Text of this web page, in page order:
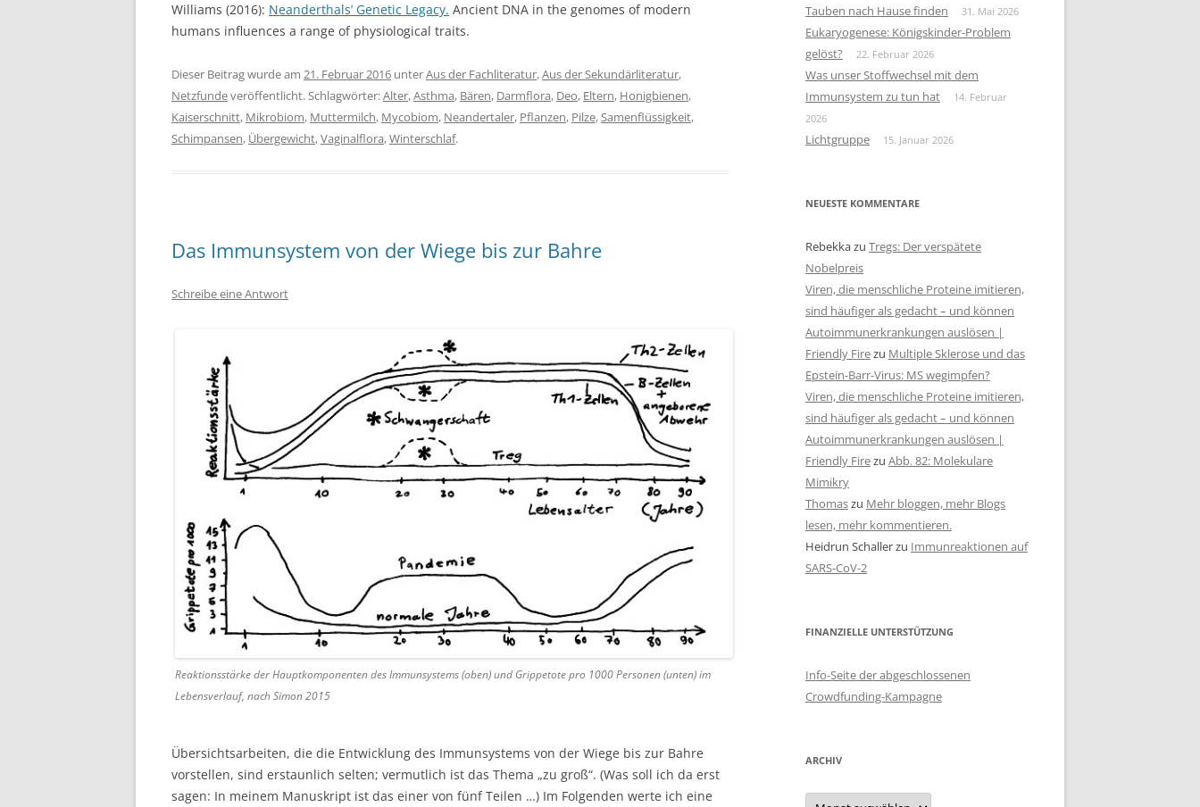
Williams (2016): Neanderthals’ Genetic Legacy. Ancient DNA in the genomes of modern
humans influences a range of physiological traits.
Dieser Beitrag wurde am 21. Februar 2016 unterAus der Fachliteratur,Aus der Sekundärliteratur,
Netzfundeveröffentlicht. Schlagwörter:Alter,Asthma, Bären, Darmflora, Deo, Eltern, Honigbienen,
Kaiserschnitt, Mikrobiom, Muttermilch, Mycobiom, Neandertaler, Pflanzen, Pilze,Samenflüssigkeit,
Schimpansen, Übergewicht,Vaginalflora,Winterschlaf.
Das Immunsystem von der Wiege bis zur Bahre
Schreibe eine Antwort
Reaktionsstärke der Hauptkomponenten des Immunsystems (oben) und Grippetote pro 1000 Personen (unten) im
Lebensverlauf, nach Simon 2015
Übersichtsarbeiten, die die Entwicklung des Immunsystems von der Wiege bis zur Bahre
vorstellen, sind erstaunlich selten; vermutlich ist das Thema „zu groß“. (Was soll ich da erst
sagen: In meinem Manuskript ist das einer von fünf Teilen …) Im Folgenden werte ich eine
Tauben nach Hause finden
31. Mai 2026
Eukaryogenese: Königskinder-Problem
gelöst?
22. Februar 2026
Was unser Stoffwechsel mit dem
Immunsystem zu tun hat
14. Februar
2026
Lichtgruppe 15. Januar 2026
NEUESTE KOMMENTARE
Rebekkazu Tregs: Der verspätete
Nobelpreis
Viren, die menschliche Proteine imitieren,
sind häufiger als gedacht – und können
Autoimmunerkrankungen auslösen |
Friendly Firezu Multiple Sklerose und das
Epstein-Barr-Virus: MS wegimpfen?
Viren, die menschliche Proteine imitieren,
sind häufiger als gedacht – und können
Autoimmunerkrankungen auslösen |
Friendly Firezu Abb. 82: Molekulare
Mimikry
Thomaszu Mehr bloggen, mehr Blogs
lesen, mehr kommentieren.
Heidrun Schallerzu Immunreaktionen auf
SARS-CoV-2
FINANZIELLE UNTERSTÜTZUNG
Info-Seite der abgeschlossenen
Crowdfunding-Kampagne
ARCHIV
Archiv